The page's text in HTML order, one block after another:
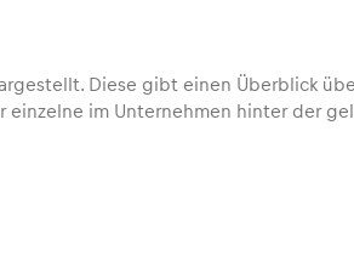
Diese gibt einen Überblick
im Unternehmen hinter der